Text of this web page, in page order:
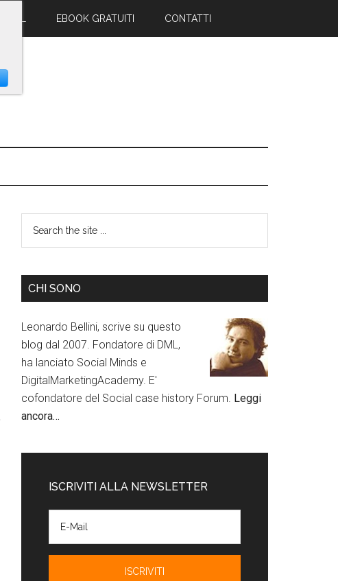
EBOOK GRATUITI CONTATTI
CHI SONO
Leonardo Bellini, scrive su questo
blog dal 2007. Fondatore di DML,
ha lanciato Social Minds e
DigitalMarketingAcademy. E'
cofondatore del Social case history Forum. Leggi
ancora…
ISCRIVITI ALLA NEWSLETTER